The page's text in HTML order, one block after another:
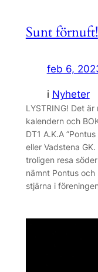
Sunt förnuft!
feb 6,
i Nyheter
LYSTRING! Det
kalendern och
DT1 A.K.A
eller Vadstena
troligen resa
nämnt Pontus
stjärna i